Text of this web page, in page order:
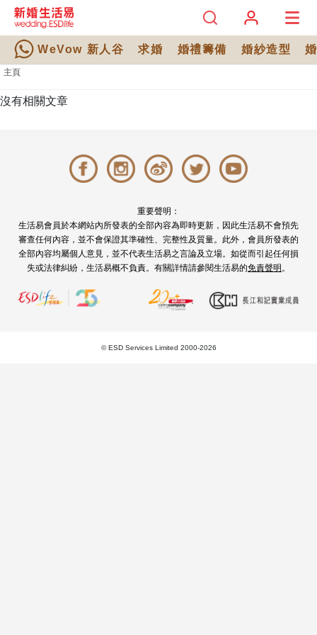
WeVow 新人谷 求婚 婚禮籌備 婚紗造型
主頁
沒有相關文章
重要聲明：
生活易會員於本網站內所發表的全部內容為即時更新，因此生活易不會預先
審查任何內容，並不會保證其準確性、完整性及質量。此外，會員所發表的
全部內容均屬個人意見，並不代表生活易之言論及立場。如從而引起任何損
失或法律糾紛，生活易概不負責。有關詳情請參閱生活易的免責聲明 。
© ESD Services Limited 2000-2026